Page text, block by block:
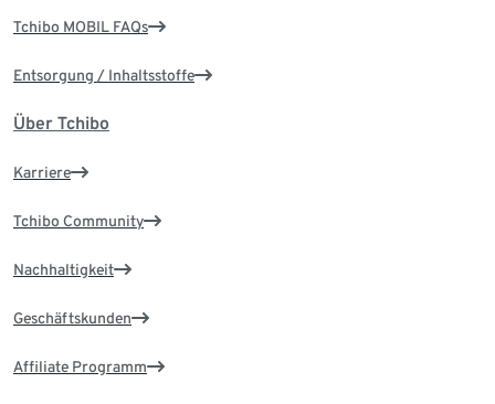
Tchibo MOBIL FAQs
Entsorgung / Inhaltsstoffe
Über Tchibo
Karriere
Tchibo Community
Nachhaltigkeit
Geschäftskunden
Affiliate Programm